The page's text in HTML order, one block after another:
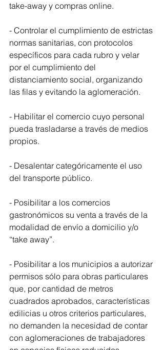
take-away y compras online.
- Controlar el cumplimiento de estrictas
normas sanitarias, con protocolos
específicos para cada rubro y velar
por el cumplimiento del
distanciamiento social, organizando
las filas y evitando la aglomeración.
- Habilitar el comercio cuyo personal
pueda trasladarse a través de medios
propios.
- Desalentar categóricamente el uso
del transporte público.
- Posibilitar a los comercios
gastronómicos su venta a través de la
modalidad de envío a domicilio y/o
“take away”.
- Posibilitar a los municipios a autorizar
permisos sólo para obras particulares
que, por cantidad de metros
cuadrados aprobados, características
edilicias u otros criterios particulares,
no demanden la necesidad de contar
con aglomeraciones de trabajadores